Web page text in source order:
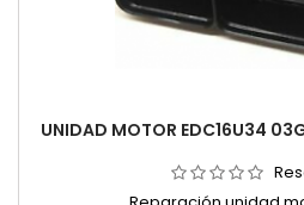
UNIDAD MOTOR EDC16U34